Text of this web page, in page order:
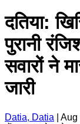
दतिया:
पुरानी
सवारों ने
जारी
Datia, Datia
Aug